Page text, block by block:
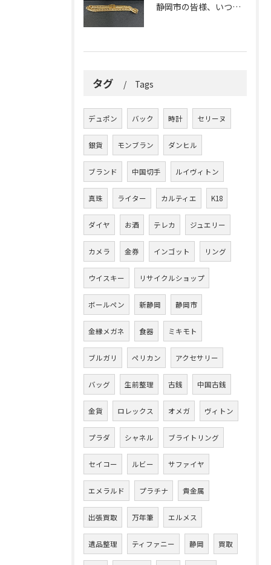
静岡市の皆様、いつも大変お世話になっております。
タグ Tags
デュポン バック 時計 セリーヌ
銀貨 モンブラン ダンヒル
ブランド 中国切手 ルイヴィトン
真珠 ライター カルティエ K18
ダイヤ お酒 テレカ ジュエリー
カメラ 金券 インゴット リング
ウイスキー リサイクルショップ
ボールペン 新静岡 静岡市
金縁メガネ 食器 ミキモト
ブルガリ ペリカン アクセサリー
バッグ 生前整理 古銭 中国古銭
金貨 ロレックス オメガ ヴィトン
プラダ シャネル ブライトリング
セイコー ルビー サファイヤ
エメラルド プラチナ 貴金属
出張買取 万年筆 エルメス
遺品整理 ティファニー 静岡 買取